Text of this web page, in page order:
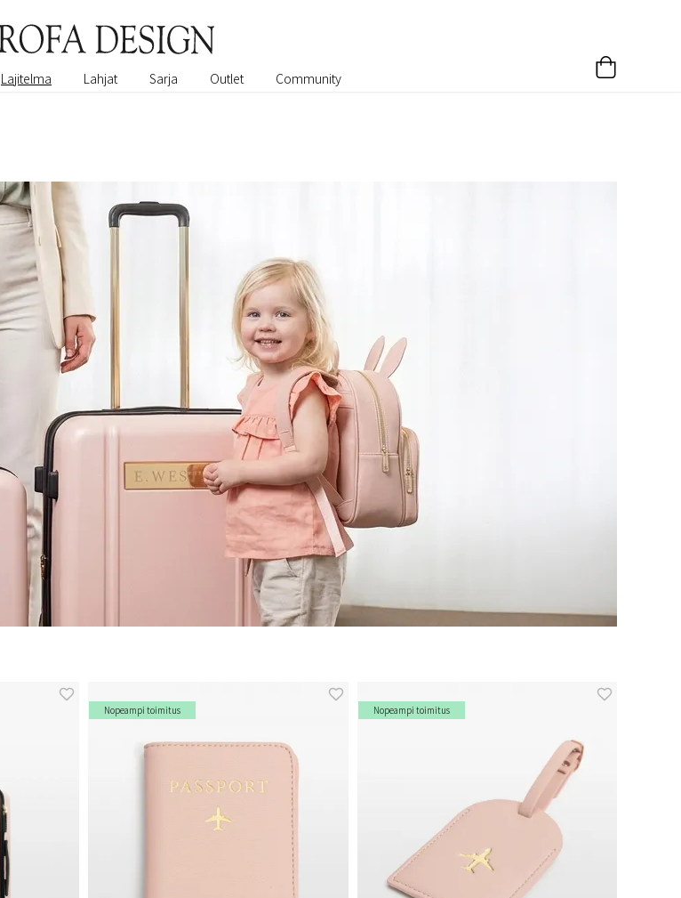
Lajitelma Lahjat Sarja Outlet Community
Nopeampi toimitus Nopeampi toimitus